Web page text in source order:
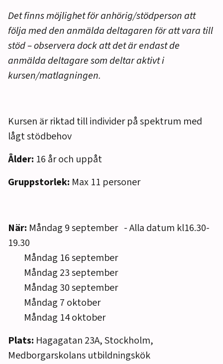
Det finns möjlighet för anhörig/stödperson att
följa med den anmälda deltagaren för att vara till
stöd – observera dock att det är endast de
anmälda deltagare som deltar aktivt i
kursen/matlagningen.
Kursen är riktad till individer på spektrum med
lågt stödbehov
Ålder: 16 år och uppåt
Gruppstorlek: Max 11 personer
När: Måndag 9 september - Alla datum kl16.30-
19.30
Måndag 16 september
Måndag 23 september
Måndag 30 september
Måndag 7 oktober
Måndag 14 oktober
Plats: Hagagatan 23A, Stockholm,
Medborgarskolans utbildningskök